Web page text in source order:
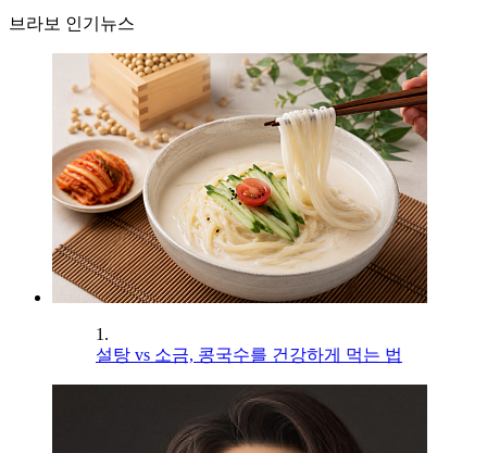
브라보 인기뉴스
1.
설탕 vs 소금, 콩국수를 건강하게 먹는 법